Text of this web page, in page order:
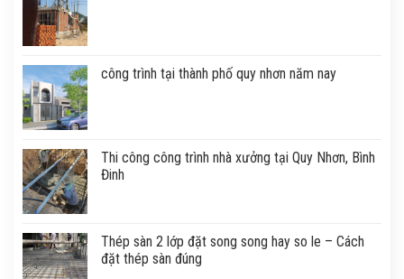
công trình tại thành phố quy nhơn năm nay
Thi công công trình nhà xưởng tại Quy Nhơn, Bình
Đinh
Thép sàn 2 lớp đặt song song hay so le – Cách
đặt thép sàn đúng